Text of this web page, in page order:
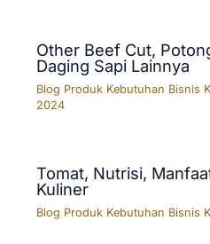
Other Beef Cut,
Daging Sapi Lainnya
Blog Produk Kebutuhan Bisnis
2024
Tomat, Nutrisi,
Kuliner
Blog Produk Kebutuhan Bisnis